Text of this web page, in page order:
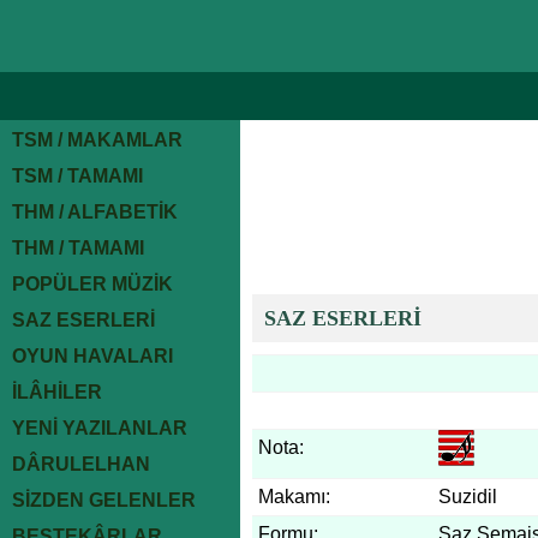
TSM / MAKAMLAR
TSM / TAMAMI
THM / ALFABETİK
THM / TAMAMI
POPÜLER MÜZİK
SAZ ESERLERİ
OYUN HAVALARI
İLÂHİLER
YENİ YAZILANLAR
DÂRULELHAN
SİZDEN GELENLER
SAZ ESERLERİ
Nota:
Makamı:
Suzidil
Formu:
Saz